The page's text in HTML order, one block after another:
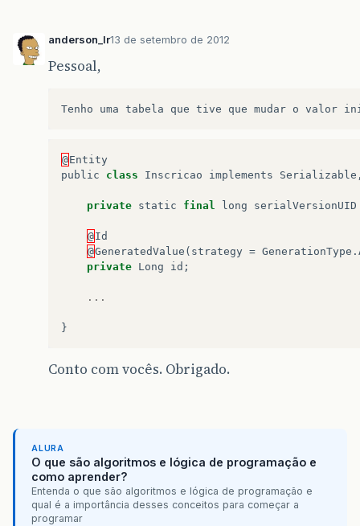
anderson_lr13 de setembro de 2012
Pessoal,
Tenho uma tabela que tive que mudar o valor
@Entity
public
class Inscricao implements Serializable
private static final long serialVersionUID
@Id
@GeneratedValue ( strategy = GenerationType .
private Long id ;
...
}
Conto com vocês. Obrigado.
ALURA
O que são algoritmos e lógica de programação e
como aprender?
Entenda o que são algoritmos e lógica de programação e
qual é a importância desses conceitos para começar a
programar